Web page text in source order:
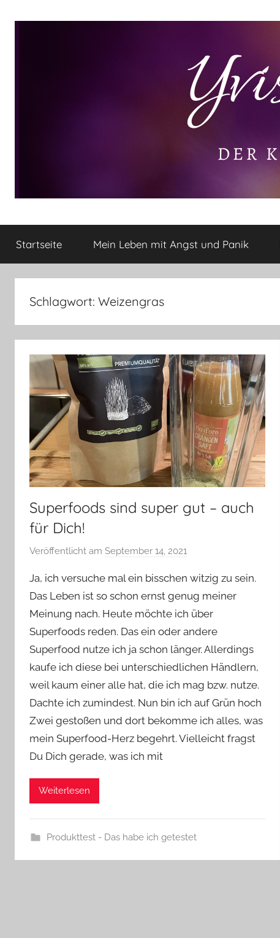
Yvis
Lifestyle
kleine
Lifestyle
Rezensionen,
Produkttests
und
vieles
Startseite Mein Leben mit Angst und Panik
Schlagwort: Weizengras
Superfoods sind super gut – auch
für Dich!
Veröffentlicht am September 14, 2021
n
Y
v
o
n
n
Ja, ich versuche mal ein bisschen witzig zu sein.
Das Leben ist so schon ernst genug meiner
Meinung nach. Heute möchte ich über
Superfoods reden. Das ein oder andere
Superfood nutze ich ja schon länger. Allerdings
kaufe ich diese bei unterschiedlichen Händlern,
weil kaum einer alle hat, die ich mag bzw. nutze.
Dachte ich zumindest. Nun bin ich auf Grün hoch
Zwei gestoßen und dort bekomme ich alles, was
mein Superfood-Herz begehrt. Vielleicht fragst
Du Dich gerade, was ich mit
Weiterlesen
Produkttest - Das habe ich getestet